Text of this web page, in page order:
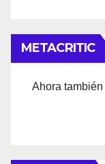
METACRITIC
Ahora